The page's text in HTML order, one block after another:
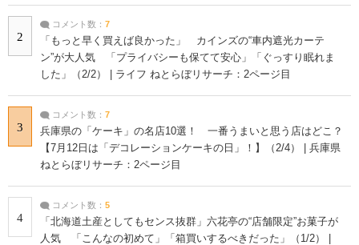
2
コメント数： 7
「もっと早く買えば良かった」 カインズの“車内遮光カーテ
ン”が大人気 「プライバシーも保てて安心」「ぐっすり眠れま
した」（2/2） | ライフ ねとらぼリサーチ：2ページ目
3
コメント数： 7
兵庫県の「ケーキ」の名店10選！ 一番うまいと思う店はどこ？
【7月12日は「デコレーションケーキの日」！】（2/4） | 兵庫県
ねとらぼリサーチ：2ページ目
4
コメント数： 5
「北海道土産としてもセンス抜群」六花亭の“店舗限定”お菓子が
人気 「こんなの初めて」「箱買いするべきだった」（1/2） |